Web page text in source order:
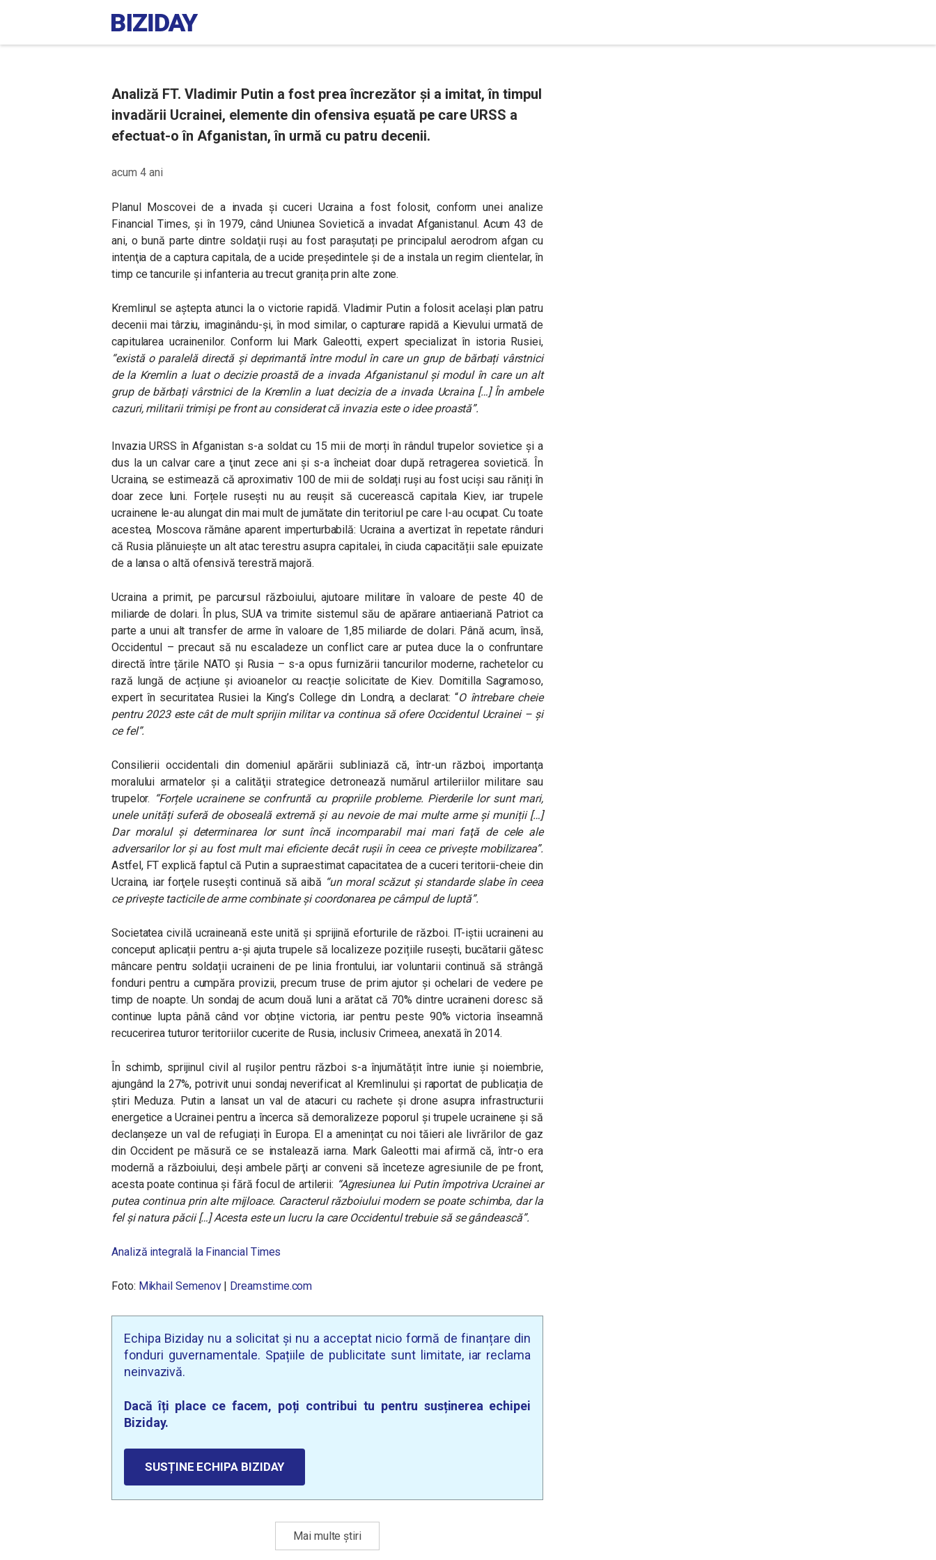
Analiză FT. Vladimir Putin a fost prea încrezător și a imitat, în timpul
invadării Ucrainei, elemente din ofensiva eșuată pe care URSS a
efectuat-o în Afganistan, în urmă cu patru decenii.
acum 4 ani
Planul Moscovei de a invada şi cuceri Ucraina a fost folosit, conform unei analize
Financial Times, şi în 1979, când Uniunea Sovietică a invadat Afganistanul. Acum 43 de
ani, o bună parte dintre soldaţii ruși au fost parașutați pe principalul aerodrom afgan cu
intenţia de a captura capitala, de a ucide președintele și de a instala un regim clientelar, în
timp ce tancurile și infanteria au trecut granița prin alte zone.
Kremlinul se aştepta atunci la o victorie rapidă. Vladimir Putin a folosit acelaşi plan patru
decenii mai târziu, imaginându-şi, în mod similar, o capturare rapidă a Kievului urmată de
capitularea ucrainenilor. Conform lui Mark Galeotti, expert specializat în istoria Rusiei,
“există o paralelă directă și deprimantă între modul în care un grup de bărbați vârstnici
de la Kremlin a luat o decizie proastă de a invada Afganistanul și modul în care un alt
grup de bărbați vârstnici de la Kremlin a luat decizia de a invada Ucraina […] În ambele
cazuri, militarii trimiși pe front au considerat că invazia este o idee proastă”.
Invazia URSS în Afganistan s-a soldat cu 15 mii de morți în rândul trupelor sovietice și a
dus la un calvar care a ţinut zece ani şi s-a încheiat doar după retragerea sovietică. În
Ucraina, se estimează că aproximativ 100 de mii de soldați ruși au fost uciși sau răniți în
doar zece luni. Forțele rusești nu au reușit să cucerească capitala Kiev, iar trupele
ucrainene le-au alungat din mai mult de jumătate din teritoriul pe care l-au ocupat. Cu toate
acestea, Moscova rămâne aparent imperturbabilă: Ucraina a avertizat în repetate rânduri
că Rusia plănuiește un alt atac terestru asupra capitalei, în ciuda capacității sale epuizate
de a lansa o altă ofensivă terestră majoră.
Ucraina a primit, pe parcursul războiului, ajutoare militare în valoare de peste 40 de
miliarde de dolari. În plus, SUA va trimite sistemul său de apărare antiaeriană Patriot ca
parte a unui alt transfer de arme în valoare de 1,85 miliarde de dolari. Până acum, însă,
Occidentul – precaut să nu escaladeze un conflict care ar putea duce la o confruntare
directă între țările NATO și Rusia – s-a opus furnizării tancurilor moderne, rachetelor cu
rază lungă de acțiune și avioanelor cu reacție solicitate de Kiev. Domitilla Sagramoso,
expert în securitatea Rusiei la King’s College din Londra, a declarat:“O întrebare cheie
pentru 2023 este cât de mult sprijin militar va continua să ofere Occidentul Ucrainei – și
ce fel”.
Consilierii occidentali din domeniul apărării subliniază că, într-un război, importanţa
moralului armatelor şi a calităţii strategice detronează numărul artileriilor militare sau
trupelor. “Forțele ucrainene se confruntă cu propriile probleme. Pierderile lor sunt mari,
unele unități suferă de oboseală extremă și au nevoie de mai multe arme și muniții […]
Dar moralul și determinarea lor sunt încă incomparabil mai mari faţă de cele ale
adversarilor lor și au fost mult mai eficiente decât rușii în ceea ce privește mobilizarea”.
Astfel, FT explică faptul că Putin a supraestimat capacitatea de a cuceri teritorii-cheie din
Ucraina, iar forţele ruseşti continuă să aibă “un moral scăzut și standarde slabe în ceea
ce privește tacticile de arme combinate și coordonarea pe câmpul de luptă”.
Societatea civilă ucraineană este unită şi sprijină eforturile de război. IT-iștii ucraineni au
conceput aplicații pentru a-și ajuta trupele să localizeze pozițiile rusești, bucătarii gătesc
mâncare pentru soldații ucraineni de pe linia frontului, iar voluntarii continuă să strângă
fonduri pentru a cumpăra provizii, precum truse de prim ajutor și ochelari de vedere pe
timp de noapte. Un sondaj de acum două luni a arătat că 70% dintre ucraineni doresc să
continue lupta până când vor obține victoria, iar pentru peste 90% victoria înseamnă
recucerirea tuturor teritoriilor cucerite de Rusia, inclusiv Crimeea, anexată în 2014.
În schimb, sprijinul civil al rușilor pentru război s-a înjumătățit între iunie și noiembrie,
ajungând la 27%, potrivit unui sondaj neverificat al Kremlinului şi raportat de publicația de
știri Meduza. Putin a lansat un val de atacuri cu rachete și drone asupra infrastructurii
energetice a Ucrainei pentru a încerca să demoralizeze poporul şi trupele ucrainene și să
declanşeze un val de refugiați în Europa. El a amenințat cu noi tăieri ale livrărilor de gaz
din Occident pe măsură ce se instalează iarna. Mark Galeotti mai afirmă că, într-o era
modernă a războiului, deşi ambele părţi ar conveni să înceteze agresiunile de pe front,
acesta poate continua şi fără focul de artilerii: “Agresiunea lui Putin împotriva Ucrainei ar
putea continua prin alte mijloace. Caracterul războiului modern se poate schimba, dar la
fel și natura păcii […] Acesta este un lucru la care Occidentul trebuie să se gândească”.
Analiză integrală la Financial Times
Foto: Mikhail Semenov | Dreamstime.com
Echipa Biziday nu a solicitat și nu a acceptat nicio formă de finanțare din
fonduri guvernamentale. Spațiile de publicitate sunt limitate, iar reclama
neinvazivă.
Dacă îți place ce facem, poți contribui tu pentru susținerea echipei
Biziday.
SUSȚINE ECHIPA BIZIDAY
Mai multe știri